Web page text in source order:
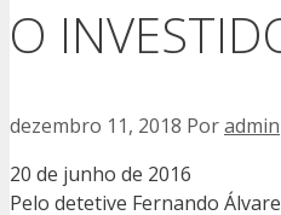
O
dezembro 11, 2018 Poradmin
20 de junho de 2016
Pelo detetive Fernando